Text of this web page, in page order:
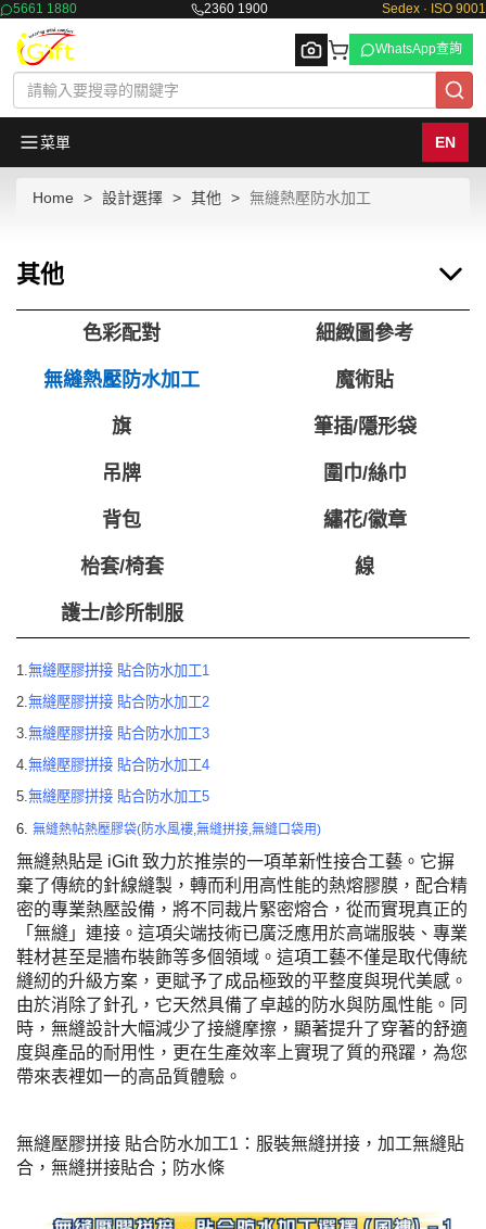
5661 1880 2360 1900 Sedex · ISO 9001
Browse
WhatsApp查詢
菜單 EN
Home 設計選擇 其他 無縫熱壓防水加工
其他
色彩配對 細緻圖參考
無縫熱壓防水加工 魔術貼
旗 筆插/隱形袋
吊牌 圍巾/絲巾
背包 繡花/徽章
枱套/椅套 線
護士/診所制服
1.無縫壓膠拼接 貼合防水加工1
2.無縫壓膠拼接 貼合防水加工2
3.無縫壓膠拼接 貼合防水加工3
4.無縫壓膠拼接 貼合防水加工4
5.無縫壓膠拼接 貼合防水加工5
6. 無縫熱帖熱壓膠袋(防水風褸,無縫拼接,無縫口袋用)
無縫熱貼是 iGift 致力於推崇的一項革新性接合工藝。它摒
棄了傳統的針線縫製，轉而利用高性能的熱熔膠膜，配合精
密的專業熱壓設備，將不同裁片緊密熔合，從而實現真正的
「無縫」連接。這項尖端技術已廣泛應用於高端服裝、專業
鞋材甚至是牆布裝飾等多個領域。這項工藝不僅是取代傳統
縫紉的升級方案，更賦予了成品極致的平整度與現代美感。
由於消除了針孔，它天然具備了卓越的防水與防風性能。同
時，無縫設計大幅減少了接縫摩擦，顯著提升了穿著的舒適
度與產品的耐用性，更在生產效率上實現了質的飛躍，為您
帶來表裡如一的高品質體驗。
無縫壓膠拼接 貼合防水加工1：服裝無縫拼接，加工無縫貼
合，無縫拼接貼合；防水條